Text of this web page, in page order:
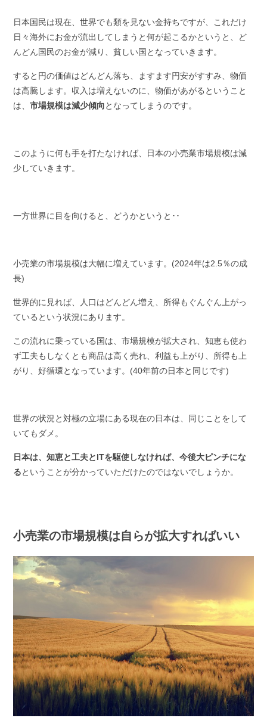
日本国民は現在、世界でも類を見ない金持ちですが、これだけ
日々海外にお金が流出してしまうと何が起こるかというと、ど
んどん国民のお金が減り、貧しい国となっていきます。
すると円の価値はどんどん落ち、ますます円安がすすみ、物価
は高騰します。収入は増えないのに、物価があがるということ
は、市場規模は減少傾向となってしまうのです。
このように何も手を打たなければ、日本の小売業市場規模は減
少していきます。
一方世界に目を向けると、どうかというと･･
小売業の市場規模は大幅に増えています。(2024年は2.5％の成
長)
世界的に見れば、人口はどんどん増え、所得もぐんぐん上がっ
ているという状況にあります。
この流れに乗っている国は、市場規模が拡大され、知恵も使わ
ず工夫もしなくとも商品は高く売れ、利益も上がり、所得も上
がり、好循環となっています。(40年前の日本と同じです)
世界の状況と対極の立場にある現在の日本は、同じことをして
いてもダメ。
日本は、知恵と工夫とITを駆使しなければ、今後大ピンチにな
るということが分かっていただけたのではないでしょうか。
小売業の市場規模は自らが拡大すればいい